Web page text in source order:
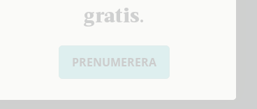
gratis.
PRENUMERERA